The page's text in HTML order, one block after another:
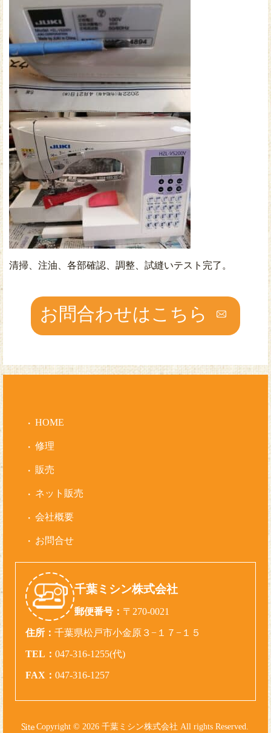
清掃、注油、各部確認、調整、試縫いテスト完了。
お問合わせはこちら
HOME
修理
販売
ネット販売
会社概要
お問合せ
千葉ミシン株式会社
郵便番号： 〒270-0021
住所： 千葉県松戸市小金原３−１７−１５
TEL： 047-316-1255(代)
FAX： 047-316-1257
Copyright © 2026 千葉ミシン株式会社 All rights Reserved.